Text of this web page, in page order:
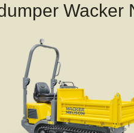
Wacker